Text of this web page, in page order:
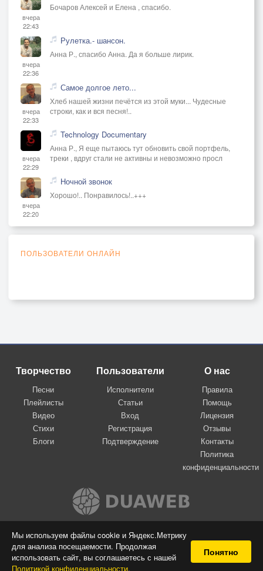
Мы используем файлы cookie и Яндекс.Метрику
для анализа посещаемости. Продолжая
использовать сайт, вы соглашаетесь с нашей
Политикой конфиденциальности.
Понятно
вчера
22:43
Бочаров Алексей и Елена , спасибо.
вчера
22:36
Рулетка.- шансон.
Анна Р., спасибо Анна. Да я больше лирик.
вчера
22:33
Самое долгое лето...
Хлеб нашей жизни печётся из этой муки... Чудесные
строки, как и вся песня!..
вчера
22:29
Technology Documentary
Анна Р., Я еще пытаюсь тут обновить свой портфель,
треки , вдруг стали не активны и невозможно просл
вчера
22:20
Ночной звонок
Хорошо!.. Понравилось!..+++
ПОЛЬЗОВАТЕЛИ ОНЛАЙН
Творчество
Песни
Плейлисты
Видео
Стихи
Блоги
Пользователи
Исполнители
Статьи
Вход
Регистрация
Подтверждение
О нас
Правила
Помощь
Лицензия
Отзывы
Контакты
Политика
конфиденциальности
Вконтакте
© 2009-2026 Я-пою
Музыкальный сайт самовыражения